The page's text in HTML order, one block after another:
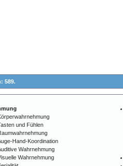
589.
und Fühlen
Hand-Koordination
Wahrnehmung
Wahrnehmung